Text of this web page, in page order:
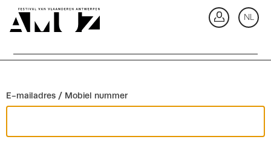
NL
E-mailadres / Mobiel nummer